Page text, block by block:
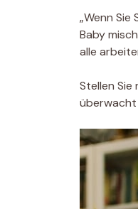
„Wenn
Baby
alle
Stellen Sie
überwacht